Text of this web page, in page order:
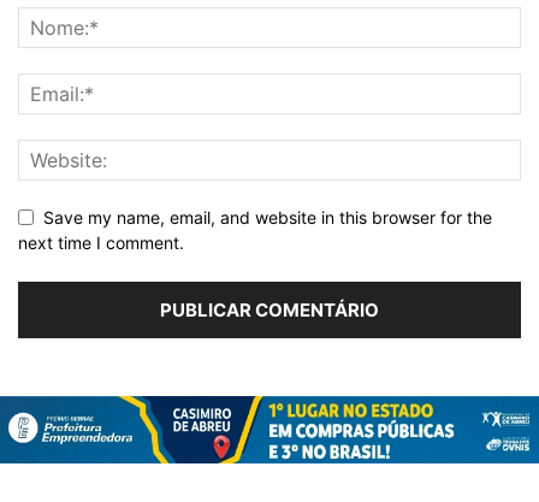
Save my name, email, and website in this browser for the
next time I comment.